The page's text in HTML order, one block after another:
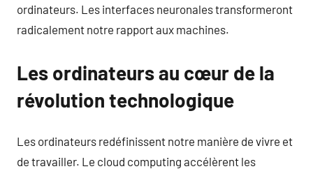
ordinateurs. Les interfaces neuronales transformeront
radicalement notre rapport aux machines.
Les ordinateurs au cœur de la
révolution technologique
Les ordinateurs redéfinissent notre manière de vivre et
de travailler. Le cloud computing accélèrent les